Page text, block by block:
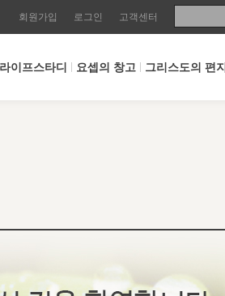
회원가입 로그인 고객센터
라이프스타디 요셉의 창고 그리스도의 편지